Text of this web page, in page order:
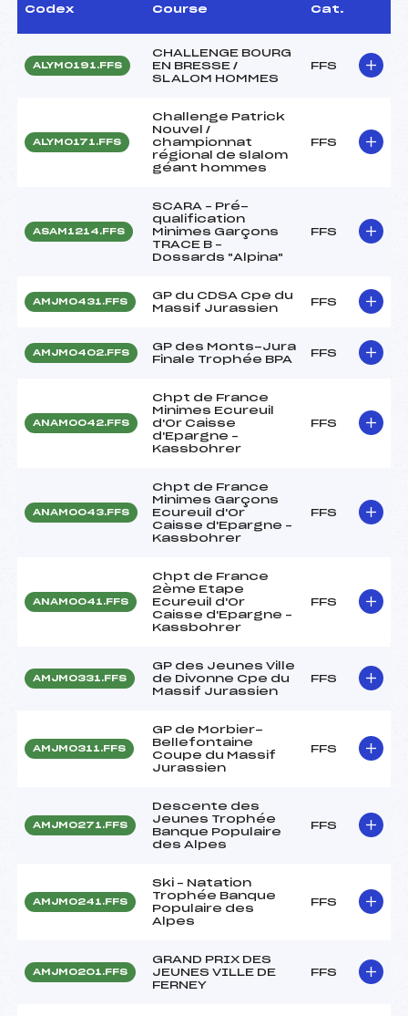
Codex Course Cat.
ALYM0191.FFS
CHALLENGE BOURG
EN BRESSE /
SLALOM HOMMES
FFS
ALYM0171.FFS
Challenge Patrick
Nouvel /
championnat
régional de slalom
géant hommes
FFS
ASAM1214.FFS
SCARA – Pré-
qualification
Minimes Garçons
TRACE B –
Dossards "Alpina"
FFS
AMJM0431.FFS
GP du CDSA Cpe du
Massif Jurassien
FFS
AMJM0402.FFS
GP des Monts-Jura
Finale Trophée BPA
FFS
ANAM0042.FFS
Chpt de France
Minimes Ecureuil
d'Or Caisse
d'Epargne –
Kassbohrer
FFS
ANAM0043.FFS
Chpt de France
Minimes Garçons
Ecureuil d'Or
Caisse d'Epargne –
Kassbohrer
FFS
ANAM0041.FFS
Chpt de France
2ème Etape
Ecureuil d'Or
Caisse d'Epargne –
Kassbohrer
FFS
AMJM0331.FFS
GP des Jeunes Ville
de Divonne Cpe du
Massif Jurassien
FFS
AMJM0311.FFS
GP de Morbier-
Bellefontaine
Coupe du Massif
Jurassien
FFS
AMJM0271.FFS
Descente des
Jeunes Trophée
Banque Populaire
des Alpes
FFS
AMJM0241.FFS
Ski – Natation
Trophée Banque
Populaire des
Alpes
FFS
AMJM0201.FFS
GRAND PRIX DES
JEUNES VILLE DE
FERNEY
FFS